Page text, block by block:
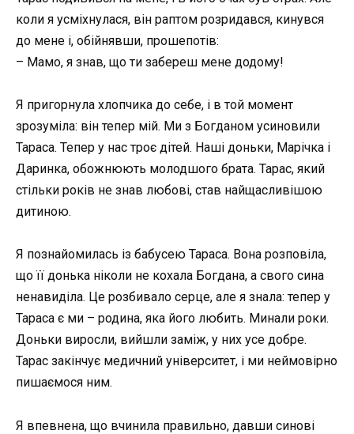
коли я усміхнулася, він раптом розридався, кинувся
до мене і, обійнявши, прошепотів:
– Мамо, я знав, що ти забереш мене додому!
Я пригорнула хлопчика до себе, і в той момент
зрозуміла: він тепер мій. Ми з Богданом усиновили
Тараса. Тепер у нас троє дітей. Наші доньки, Марічка і
Даринка, обожнюють молодшого брата. Тарас, який
стільки років не знав любові, став найщасливішою
дитиною.
Я познайомилась із бабусею Тараса. Вона розповіла,
що її донька ніколи не кохала Богдана, а свого сина
ненавиділа. Це розбивало серце, але я знала: тепер у
Тараса є ми – родина, яка його любить. Минали роки.
Доньки виросли, вийшли заміж, у них усе добре.
Тарас закінчує медичний університет, і ми неймовірно
пишаємося ним.
Я впевнена, що вчинила правильно, давши синові